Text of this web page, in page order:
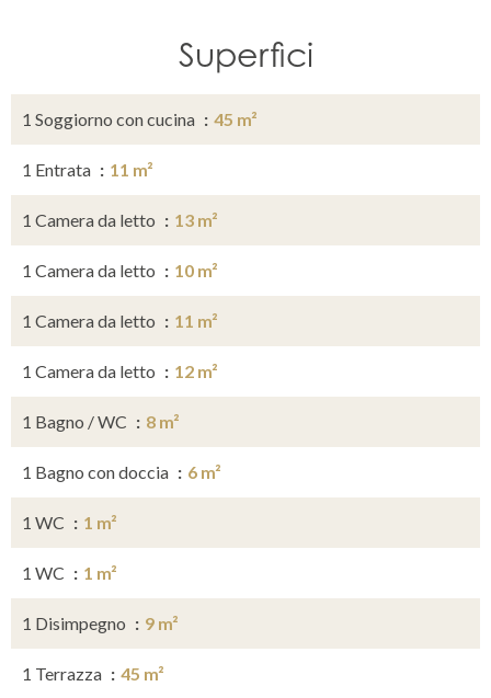
Superfici
1 Soggiorno con cucina 45 m²
1 Entrata 11 m²
1 Camera da letto 13 m²
1 Camera da letto 10 m²
1 Camera da letto 11 m²
1 Camera da letto 12 m²
1 Bagno / WC 8 m²
1 Bagno con doccia 6 m²
1 WC 1 m²
1 WC 1 m²
1 Disimpegno 9 m²
1 Terrazza 45 m²